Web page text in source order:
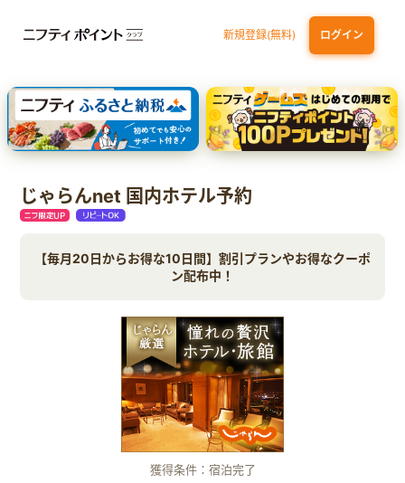
新規登録(無料) ログイン
dカード 九州カードNEXT JCB ORIGINAL SERIES：JCBカード S
三井住友カード ゴールド（NL）（家族カード発行）
【実質初月無料】DMM | Disney+(ディズニープラス) セットプラン
じゃらんnet 国内ホテル予約
【毎月20日からお得な10日間】割引プランやお得なクーポ
ン配布中！
獲得条件：宿泊完了